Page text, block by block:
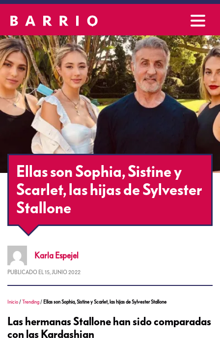
Ellas son Sophia, Sistine y
Scarlet, las hijas de Sylvester
Stallone
Karla Espejel
PUBLICADO EL 15, JUNIO 2022
Inicio /Trending / Ellas son Sophia, Sistine y Scarlet, las hijas de Sylvester Stallone
Las hermanas Stallone han sido comparadas
con las Kardashian